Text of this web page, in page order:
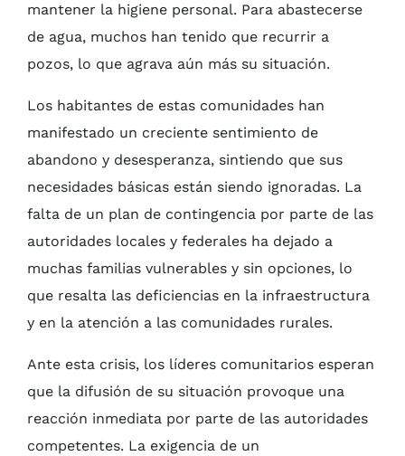
mantener la higiene personal. Para abastecerse
de agua, muchos han tenido que recurrir a
pozos, lo que agrava aún más su situación.
Los habitantes de estas comunidades han
manifestado un creciente sentimiento de
abandono y desesperanza, sintiendo que sus
necesidades básicas están siendo ignoradas. La
falta de un plan de contingencia por parte de las
autoridades locales y federales ha dejado a
muchas familias vulnerables y sin opciones, lo
que resalta las deficiencias en la infraestructura
y en la atención a las comunidades rurales.
Ante esta crisis, los líderes comunitarios esperan
que la difusión de su situación provoque una
reacción inmediata por parte de las autoridades
competentes. La exigencia de un